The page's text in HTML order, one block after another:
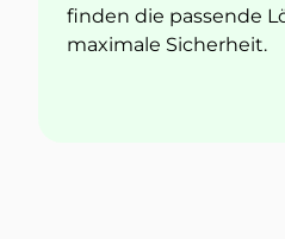
finden die passende
maximale Sicherheit.